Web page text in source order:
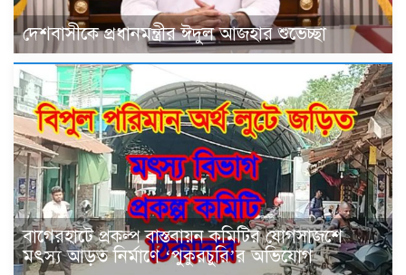
দেশবাসীকে প্রধানমন্ত্রীর ঈদুল আজহার শুভেচ্ছা
বাগেরহাটে প্রকল্প বাস্তবায়ন কমিটির যোগসাজশে
মৎস্য আড়ত নির্মাণে ‘পুকুরচুরি’র অভিযোগ